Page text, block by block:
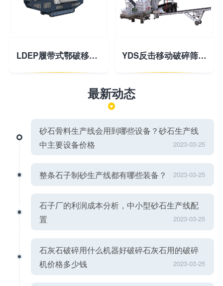
LDEP履带式鄂破移动破碎站 YDS反击移动破碎筛分站
最新动态
砂石骨料生产线会用到哪些设备？砂石生产线
中主要设备价格
2023-03-25
整条石子制砂生产线都有哪些装备？ 2023-03-25
石子厂的利润成本分析，中小型砂石生产线配
置
2023-03-25
石灰石破碎用什么机器好破碎石灰石用的破碎
机价格多少钱
2023-03-25